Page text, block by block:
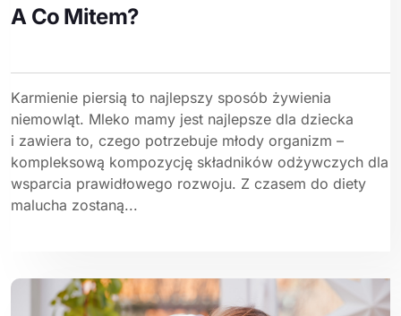
A Co Mitem?
Karmienie piersią to najlepszy sposób żywienia
niemowląt. Mleko mamy jest najlepsze dla dziecka
i zawiera to, czego potrzebuje młody organizm –
kompleksową kompozycję składników odżywczych dla
wsparcia prawidłowego rozwoju. Z czasem do diety
malucha zostaną...